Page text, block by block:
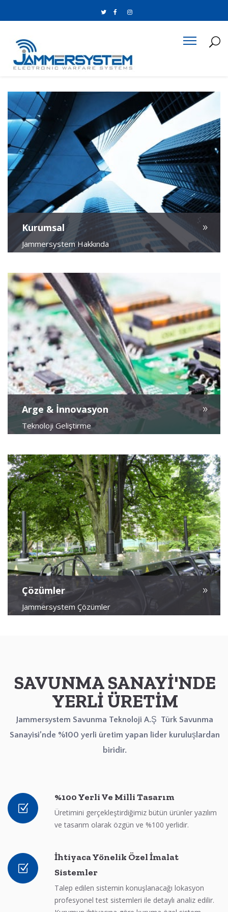
Kurumsal
Jammersystem Hakkında
Arge & İnnovasyon
Teknoloji Geliştirme
Çözümler
Jammersystem Çözümler
SAVUNMA SANAYİ'NDE
YERLİ ÜRETİM
Jammersystem Savunma Teknoloji A.Ş Türk Savunma
Sanayisi’nde %100 yerli üretim yapan lider kuruluşlardan
biridir.
%100 Yerli Ve Milli Tasarım
Üretimini gerçekleştirdiğimiz bütün ürünler yazılım
ve tasarım olarak özgün ve %100 yerlidir.
İhtiyaca Yönelik Özel İmalat
Sistemler
Talep edilen sistemin konuşlanacağı lokasyon
profesyonel test sistemleri ile detaylı analiz edilir.